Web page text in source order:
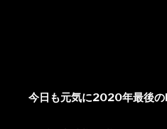
今日も元気に2020年最後